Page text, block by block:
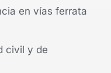
en vías ferrata
civil y de